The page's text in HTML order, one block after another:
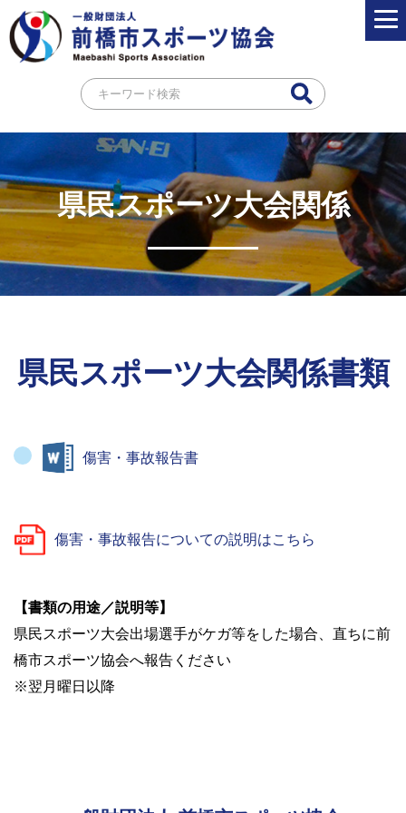
県民スポーツ大会関係
県民スポーツ大会関係書類
傷害・事故報告書
傷害・事故報告についての説明はこちら
【書類の用途／説明等】
県民スポーツ大会出場選手がケガ等をした場合、直ちに前
橋市スポーツ協会へ報告ください
※翌月曜日以降